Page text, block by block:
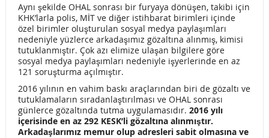
SENDİKAL EYLEME CEZA AİHM’DE YİNE MAHKUM OLDU
GÖREVDE YÜKSELME SINAVI İLANI ( Şef, Memur)
NAKLEN ATANAN MEMUR NE ZAMAN GÖREVE BAŞLAR?
GÖREVDE YÜKSELME VE UNVAN DEĞİŞİKLİĞİ SINAV KİTABI
MEMURLAR ENFLASYON FARKI ZAMMI ALACAK MI?
EKİM 2016 AÇLIK ve YOKSULLUK ARAŞTIRMASI
Aynı şekilde OHAL sonrası bir furyaya dönüşen, takibi için
KHK’larla polis, MİT ve diğer istihbarat birimleri içinde
özel birimler oluşturulan sosyal medya paylaşımları
nedeniyle yüzlerce arkadaşımız gözaltına alınmış, kimisi
tutuklanmıştır. Çok azı elimize ulaşan bilgilere göre
sosyal medya paylaşımları nedeniyle işyerlerinde en az
121 soruşturma açılmıştır.
2016 yılının en vahim baskı araçlarından biri de gözaltı ve
tutuklamaların sıradanlaştırılması ve OHAL sonrası
günlerce gözaltında tutma uygulamasıdır. 2016 yılı
içerisinde en az 292 KESK’li gözaltına alınmıştır.
Arkadaşlarımız memur olup adresleri sabit olmasına ve